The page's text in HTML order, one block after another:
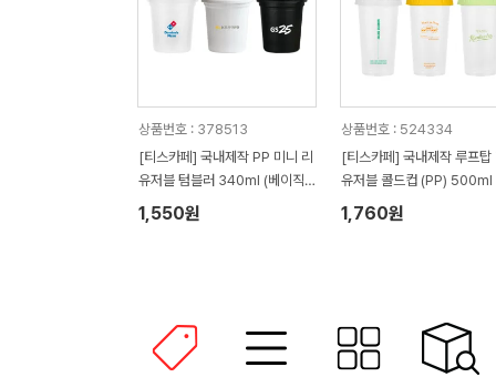
상품번호 : 378513
[티스카페] 국내제작 PP 미니 리
유저블 텀블러 340ml (베이직
캡)
1,550원
상품번호 : 524334
[티스카페] 국내제작 루프탑
유저블 콜드컵 (PP) 500ml
1,760원